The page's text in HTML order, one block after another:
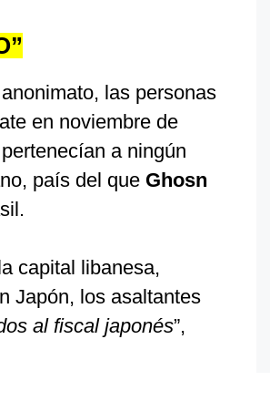
las personas
en noviembre de
pertenecían a ningún
país del que Ghosn
capital libanesa,
Japón, los asaltantes
al fiscal japonés”,